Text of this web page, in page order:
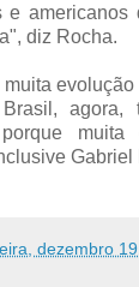
e
diz Rocha.
agora,
muita
Gabriel
dezembro